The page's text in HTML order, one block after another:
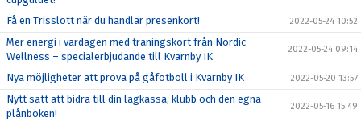
Få en Trisslott när du handlar presenkort! 2022-05-24 10:52
Mer energi i vardagen med träningskort från Nordic
Wellness – specialerbjudande till Kvarnby IK
2022-05-24 09:14
Nya möjligheter att prova på gåfotboll i Kvarnby IK 2022-05-20 13:57
Nytt sätt att bidra till din lagkassa, klubb och den egna
plånboken!
2022-05-16 15:49